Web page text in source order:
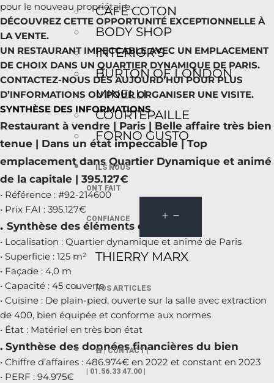
CAFÉ COTON
BODY SHOP
INTERIOR’S
BURTON OF LONDON
MINELLI
COURTEPAILLE
FORNO GUSTO
ILS NOUS
ONT FAIT
CONFIANCE
THIERRY MARX
NOS ARTICLES
☎️ | CONTACT |
| 01.56.33 47.00 |
pour le nouveau propriétaire.
DÉCOUVREZ CETTE OPPORTUNITÉ EXCEPTIONNELLE À
LA VENTE.
UN RESTAURANT IMPECCABLE AVEC UN EMPLACEMENT
DE CHOIX DANS UN QUARTIER DYNAMIQUE DE PARIS.
CONTACTEZ-NOUS DÈS AUJOURD’HUI POUR PLUS
D’INFORMATIONS OU POUR ORGANISER UNE VISITE.
SYNTHÈSE DES INFORMATIONS
Restaurant à vendre | Paris | Belle affaire très bien
tenue | Dans un état impeccable | Top
emplacement dans Quartier Dynamique et animé
de la capitale | 395.127€
• Référence : #92-214600
• Prix FAI : 395.127€
. Synthèse des éléments du bien
• Localisation : Quartier dynamique et animé de Paris
• Superficie : 125 m²
• Façade : 4,0 m
• Capacité : 45 couverts
• Cuisine : De plain-pied, ouverte sur la salle avec extraction
de 400, bien équipée et conforme aux normes
• État : Matériel en très bon état
. Synthèse des données financières du bien
• Chiffre d’affaires : 486.974€ en 2022 et constant en 2023
• PERF : 94.975€